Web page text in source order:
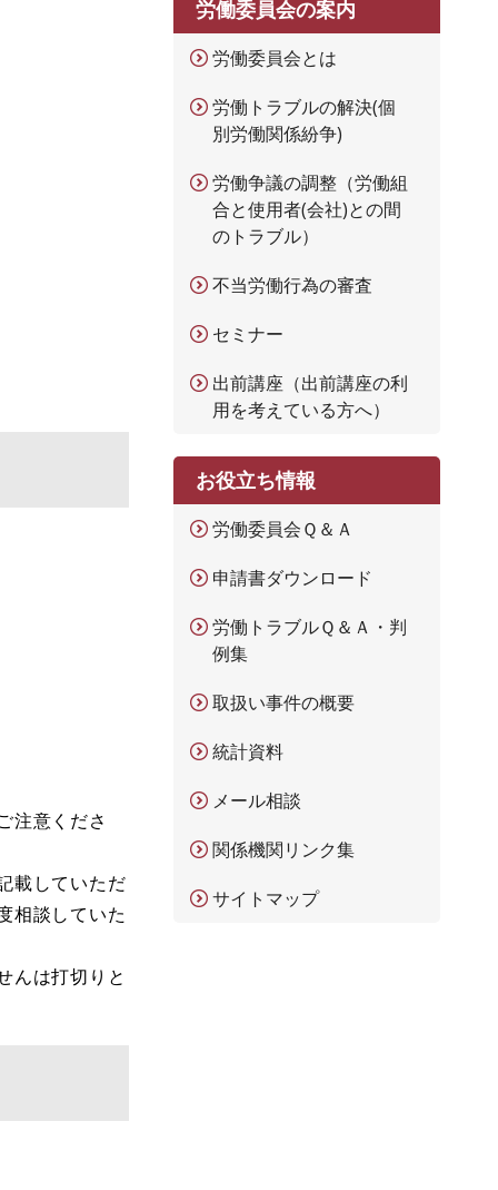
注意くださ
載していただ
相談していた
んは打切りと
労働委員会の案内
労働委員会とは
労働トラブルの解決(個
別労働関係紛争)
労働争議の調整（労働組
合と使用者(会社)との間
のトラブル）
不当労働行為の審査
セミナー
出前講座（出前講座の利
用を考えている方へ）
お役立ち情報
労働委員会Ｑ＆Ａ
申請書ダウンロード
労働トラブルＱ＆Ａ・判
例集
取扱い事件の概要
統計資料
メール相談
関係機関リンク集
サイトマップ